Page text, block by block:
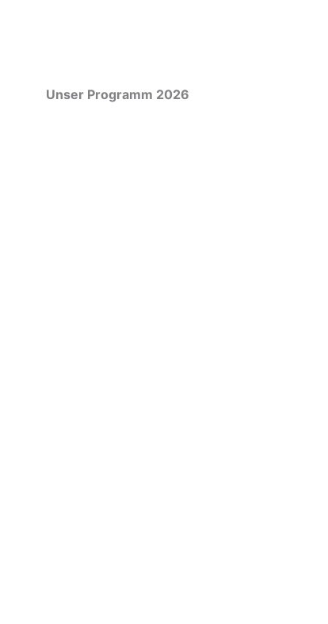
Unser Programm 2026